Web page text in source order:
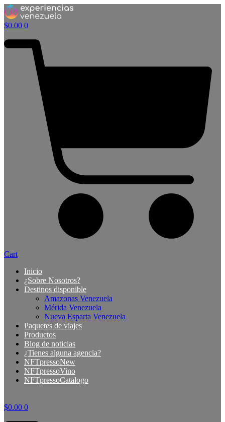
$0.00 0
Cart
Inicio
¿Sobre Nosotros?
Destinos disponible
Amazonas Venezuela
Mérida Venezuela
Nueva Esparta Venezuela
Paquetes de viajes
Productos
Blog de noticias
¿Tienes alguna agencia?
NFTpressoNew
NFTpressoVino
NFTpressoCatalogo
$0.00 0